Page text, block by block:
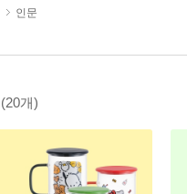
인문
(20개)